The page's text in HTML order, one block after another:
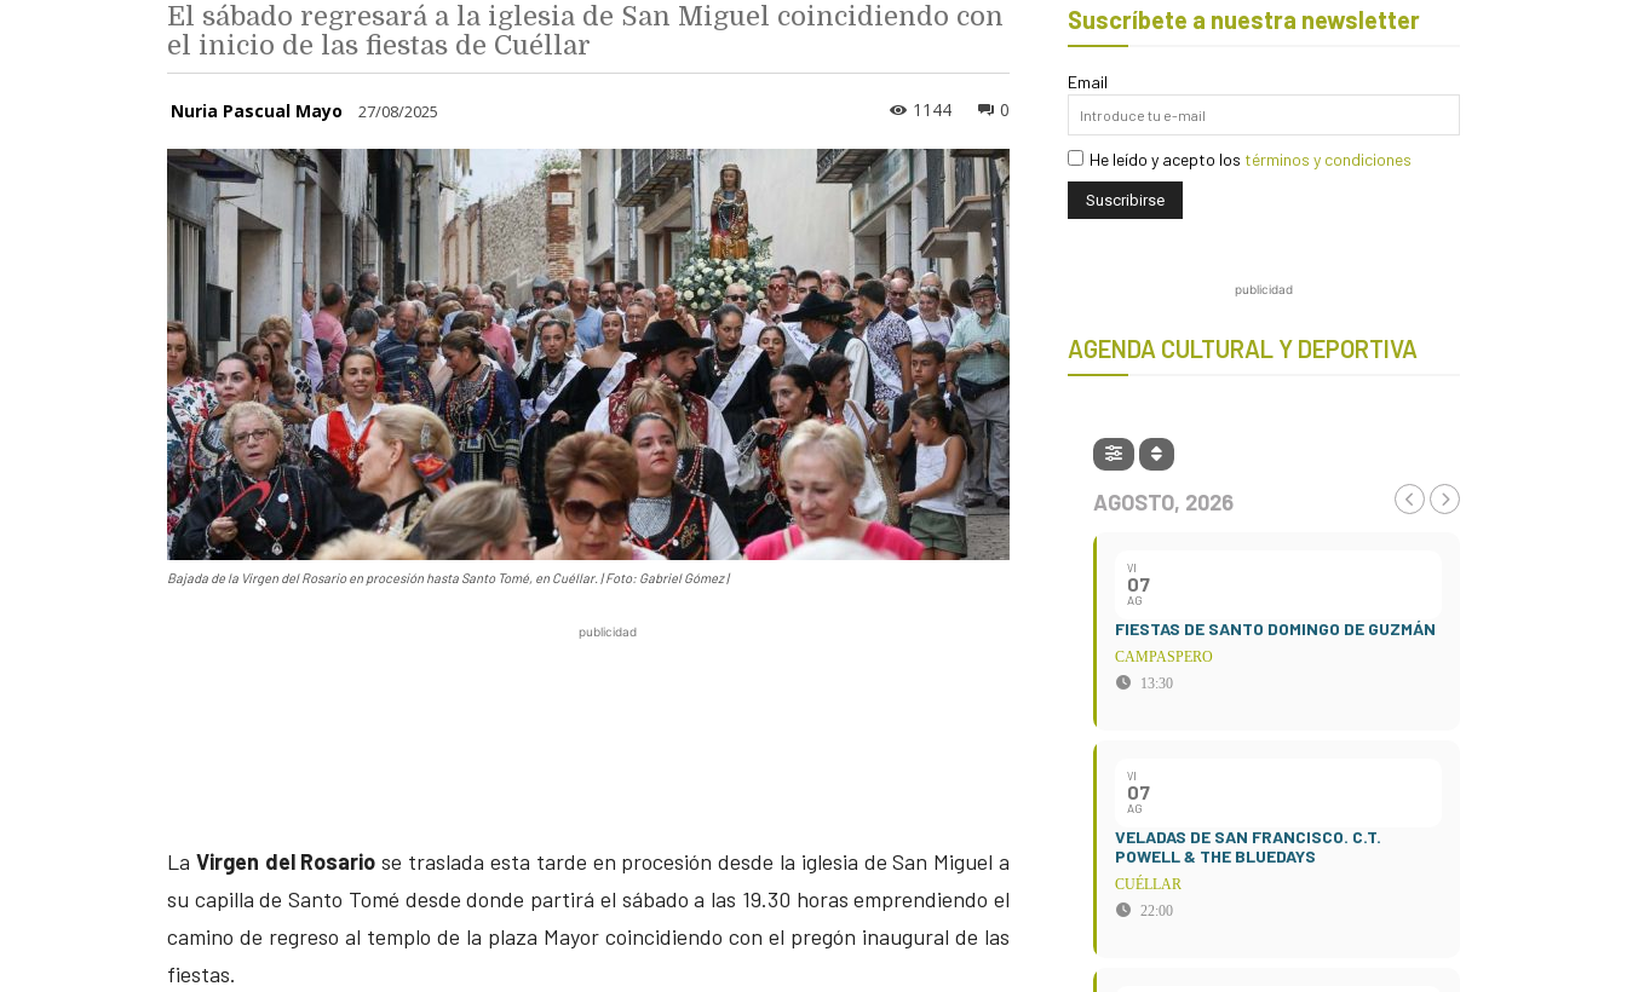
El sábado regresará a la iglesia de San Miguel coincidiendo con
el inicio de las fiestas de Cuéllar
Nuria Pascual Mayo 27/08/2025 0
1144
Bajada de la Virgen del Rosario en procesión hasta Santo Tomé, en Cuéllar. | Foto: Gabriel Gómez |
publicidad
La Virgen del Rosario se traslada esta tarde en procesión desde la iglesia de San Miguel a
su capilla de Santo Tomé desde donde partirá el sábado a las 19.30 horas emprendiendo el
camino de regreso al templo de la plaza Mayor coincidiendo con el pregón inaugural de las
fiestas.
Suscríbete a nuestra newsletter
Email
He leído y acepto los términos y condiciones
publicidad
AGENDA CULTURAL Y DEPORTIVA
AGOSTO, 2026
VI
07
AG
FIESTAS DE SANTO DOMINGO DE GUZMÁN
CAMPASPERO
13:30
VI
07
AG
VELADAS DE SAN FRANCISCO. C.T.
POWELL & THE BLUEDAYS
CUÉLLAR
22:00